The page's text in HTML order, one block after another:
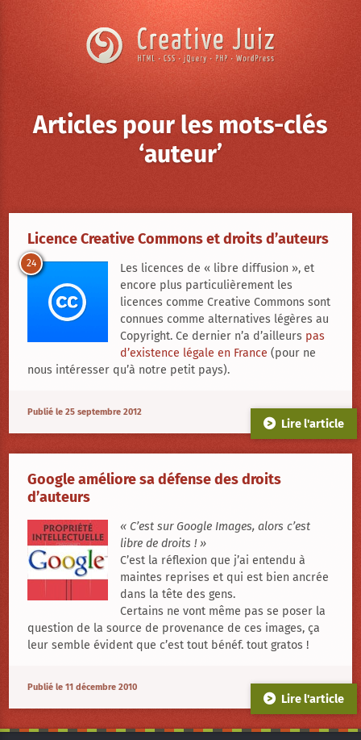
Articles pour les mots-clés
‘auteur’
Articles
propos
d’auteurs
Licence Creative Commons et droits d’auteurs
24
Les licences de « libre diffusion », et
encore plus particulièrement les
licences comme Creative Commons sont
connues comme alternatives légères au
Copyright. Ce dernier n’a d’ailleurs pas
d’existence légale en France (pour ne
nous intéresser qu’à notre petit pays).
Publié le 25 septembre 2012
Lire l'article
Google améliore sa défense des droits
d’auteurs
« C’est sur Google Images, alors c’est
libre de droits ! »
C’est la réflexion que j’ai entendu à
maintes reprises et qui est bien ancrée
dans la tête des gens.
Certains ne vont même pas se poser la
question de la source de provenance de ces images, ça
leur semble évident que c’est tout bénéf. tout gratos !
Publié le 11 décembre 2010
Lire l'article